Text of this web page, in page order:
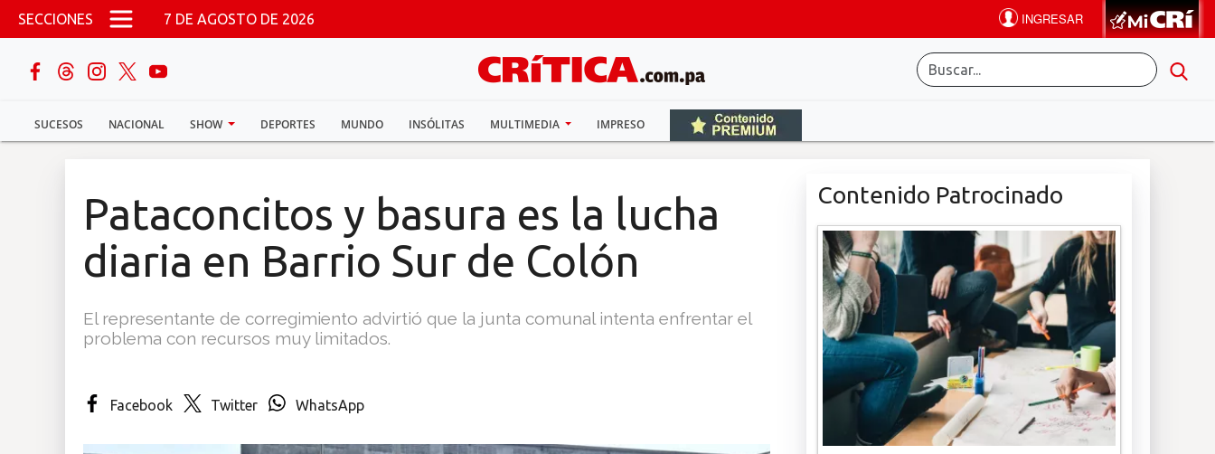
Pasar al contenido principal
SECCIONES 7 DE AGOSTO DE 2026
SUCESOS NACIONAL SHOW DEPORTES MUNDO INSÓLITAS MULTIMEDIA IMPRESO
buscar
Sucesos
Pataconcitos y basura es la lucha
diaria en Barrio Sur de Colón
El representante de corregimiento advirtió que la junta comunal intenta enfrentar el
problema con recursos muy limitados.
Facebook Twitter WhatsApp
Contenido Patrocinado